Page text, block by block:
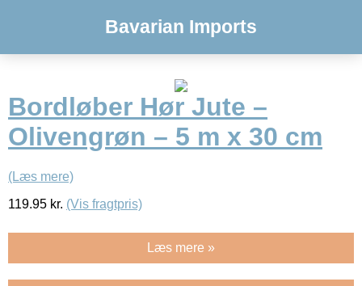
Bavarian Imports
Bordløber Hør Jute –
Olivengrøn – 5 m x 30 cm
(Læs mere)
119.95 kr. (Vis fragtpris)
Læs mere »